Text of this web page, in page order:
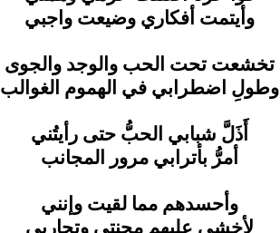
وأيتمت أفكاري وضيعت واجبي
تخشعت تحت الحب والوجد والجوى
وطولِ اضطرابي في الهموم الغوالب
أَذَلَّ شبابي الحبُّ حتى رأيتُني
أمرُّ بأترابي مرور المجانب
وأحسدهم مما لقيت وإنني
لأخشى عليهم محنتي وتجاربي